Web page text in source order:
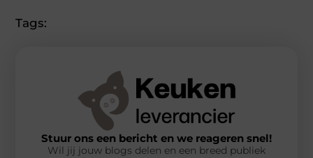
Tags:
Stuur ons een bericht en we reageren snel!
Wil jij jouw blogs delen en een breed publiek